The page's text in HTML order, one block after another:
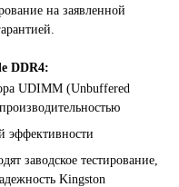
на заявленной
DDR4:
UDIMM (Unbuffered
эффективности
заводское тестирование,
Kingston